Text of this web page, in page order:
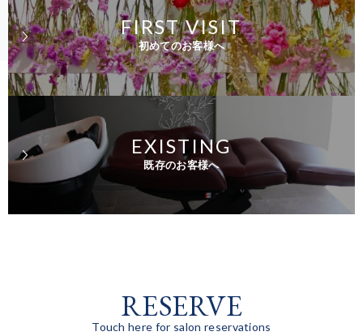
初めてのお客様へ
FIRST VISIT
既存のお客様へ
EXISTING
RESERVE
Touch here for salon reservations